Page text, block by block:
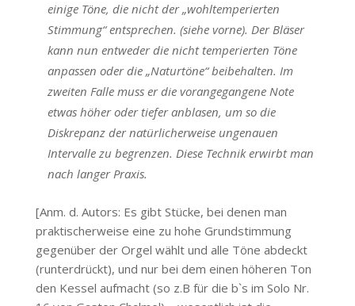
einige Töne, die nicht der „wohltemperierten
Stimmung“ entsprechen. (siehe vorne). Der Bläser
kann nun entweder die nicht temperierten Töne
anpassen oder die „Naturtöne“ beibehalten. Im
zweiten Falle muss er die vorangegangene Note
etwas höher oder tiefer anblasen, um so die
Diskrepanz der natürlicherweise ungenauen
Intervalle zu begrenzen. Diese Technik erwirbt man
nach langer Praxis.
[Anm. d. Autors: Es gibt Stücke, bei denen man
praktischerweise eine zu hohe Grundstimmung
gegenüber der Orgel wählt und alle Töne abdeckt
(runterdrückt), und nur bei dem einen höheren Ton
den Kessel aufmacht (so z.B für die b`s im Solo Nr.